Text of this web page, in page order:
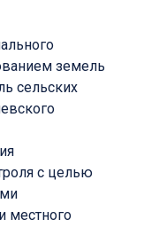
земель
сельских
с целью
местного